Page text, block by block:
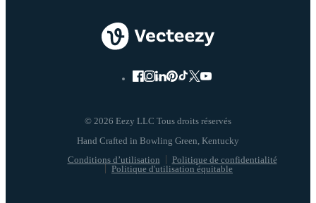
© 2026 Eezy LLC Tous droits réservés
Conditions d’utilisation
Politique de confidentialité
Politique d'utilisation équitable